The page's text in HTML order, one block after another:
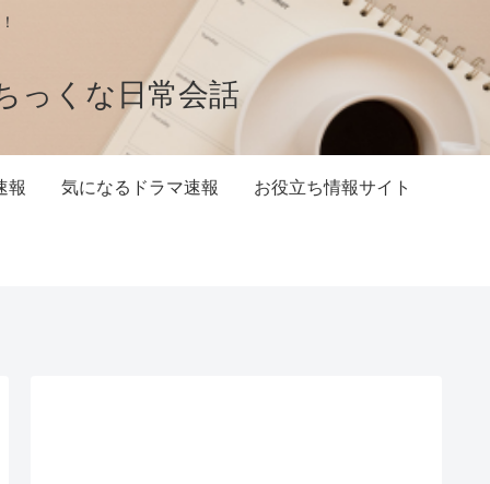
っくな日常会話
報 気になるドラマ速報 お役立ち情報サイト